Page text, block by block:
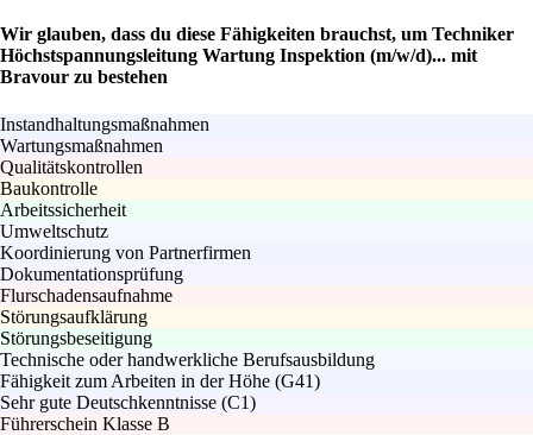
Wir glauben, dass du diese Fähigkeiten brauchst, um Techniker
Höchstspannungsleitung Wartung Inspektion (m/w/d)... mit
Bravour zu bestehen
Instandhaltungsmaßnahmen
Wartungsmaßnahmen
Qualitätskontrollen
Baukontrolle
Arbeitssicherheit
Umweltschutz
Koordinierung von Partnerfirmen
Dokumentationsprüfung
Flurschadensaufnahme
Störungsaufklärung
Störungsbeseitigung
Technische oder handwerkliche Berufsausbildung
Fähigkeit zum Arbeiten in der Höhe (G41)
Sehr gute Deutschkenntnisse (C1)
Führerschein Klasse B